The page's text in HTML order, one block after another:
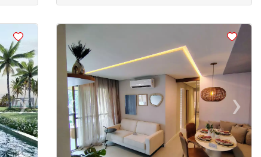
›Next
<
‹
Previous ›Next